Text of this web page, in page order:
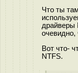
Что ты
драйверы
очевидно,
Вот что-
NTFS.